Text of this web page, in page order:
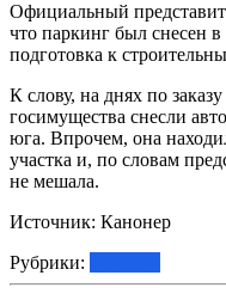
Официальный
что паркинг был снесен в
подготовка к
К слову, на днях по
госимущества снесли
юга. Впрочем, она
участка и, по словам
не мешала.
Источник: Канонер
Рубрики: